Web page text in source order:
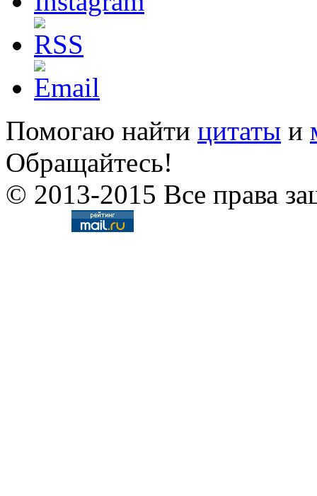
Помогаю найти цитаты и
Обращайтесь!
© 2013-2015 Все права